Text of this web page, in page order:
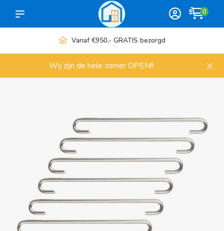
0
Meer dan 1000 artikelen
Wij zijn de hele zomer OPEN!! ×